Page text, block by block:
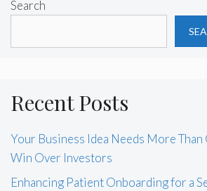
Search
Recent Posts
Your Business Idea Needs More
Win Over Investors
Enhancing Patient Onboarding for a